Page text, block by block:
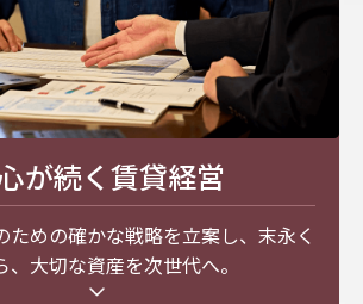
が続く賃貸経営
めの確かな戦略を立案し、 末永く
大切な資産を次世代へ。